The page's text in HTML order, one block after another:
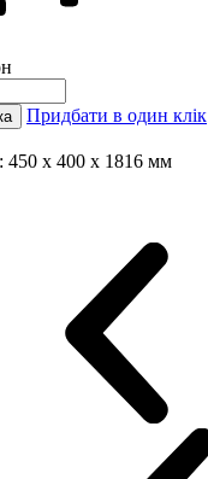
Придбати в один клік
450 x 400 x 1816 мм